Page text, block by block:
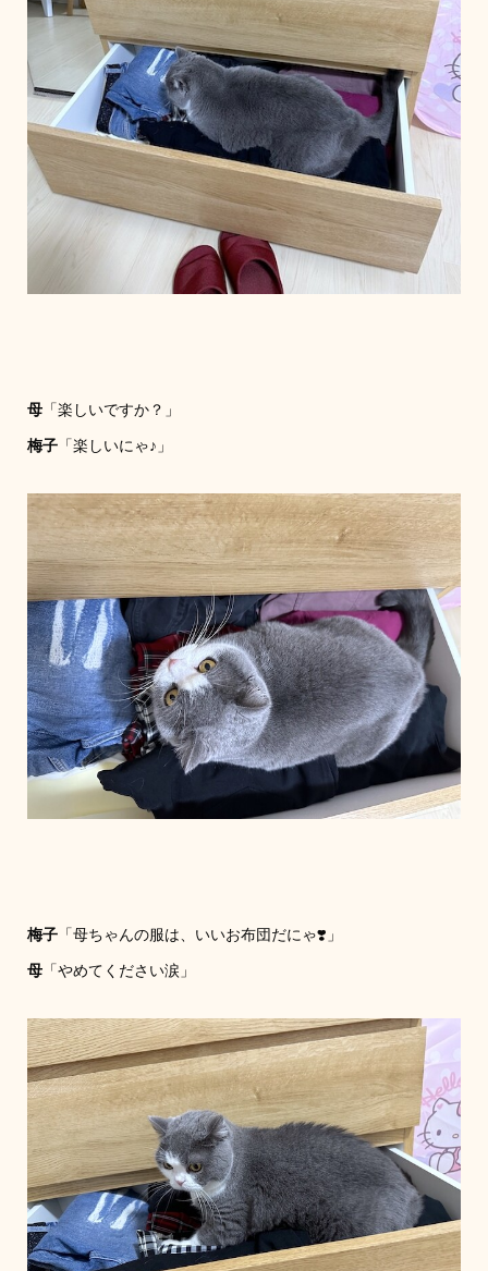
母「楽しいですか？」
梅子「楽しいにゃ♪」
梅子「母ちゃんの服は、いいお布団だにゃ❣️」
母「やめてください涙」